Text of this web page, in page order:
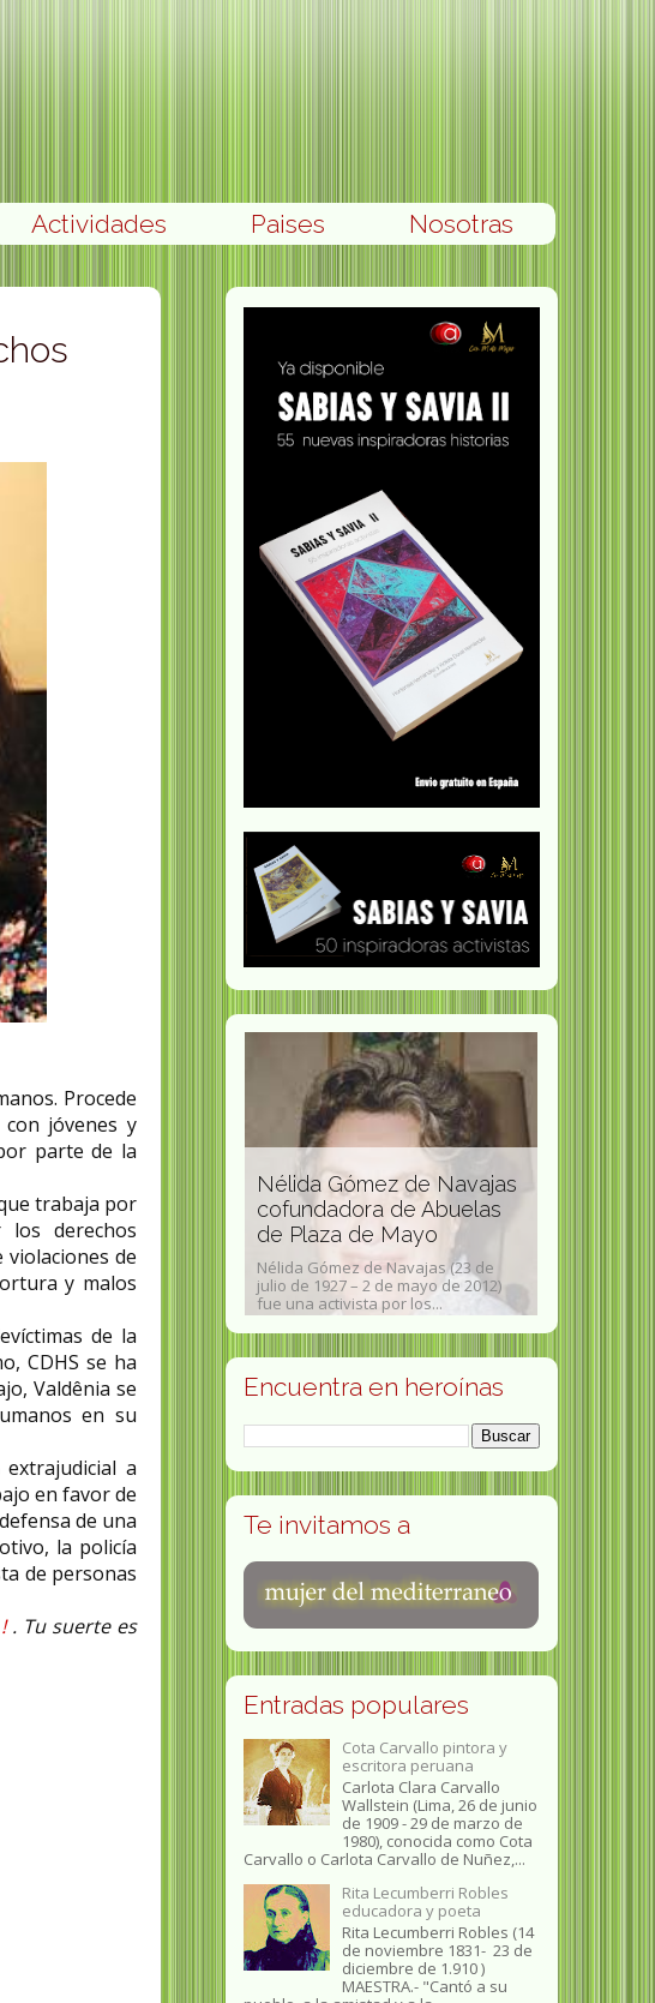
Nosotras
Paises
Actividades
Procede
jóvenes y
parte de la
trabaja por
los derechos
violaciones de
y malos
de la
CDHS se ha
Valdênia se
en su
a
en favor de
de una
la policía
de personas
. Tu suerte es
de Abuelas
de Mayo
Gómez de Navajas (23 de
1927 – 2 de mayo de 2012)
Concha Colomer Revuelta
comprometida con la salud
de las mujeres
Concha Colomer Revuelta (1958 -
Valencia, 9 de abril de 2011) fue una
médica...
Encuentra en heroínas
Te invitamos a
Entradas populares
Cota Carvallo pintora y
escritora peruana
Carlota Clara Carvallo
Wallstein (Lima, 26 de junio
de 1909 - 29 de marzo de
1980), conocida como Cota
Carvallo o Carlota Carvallo de Nuñez,...
Rita Lecumberri Robles
educadora y poeta
Rita Lecumberri Robles (14
de noviembre 1831- 23 de
diciembre de 1.910 )
MAESTRA.- "Cantó a su